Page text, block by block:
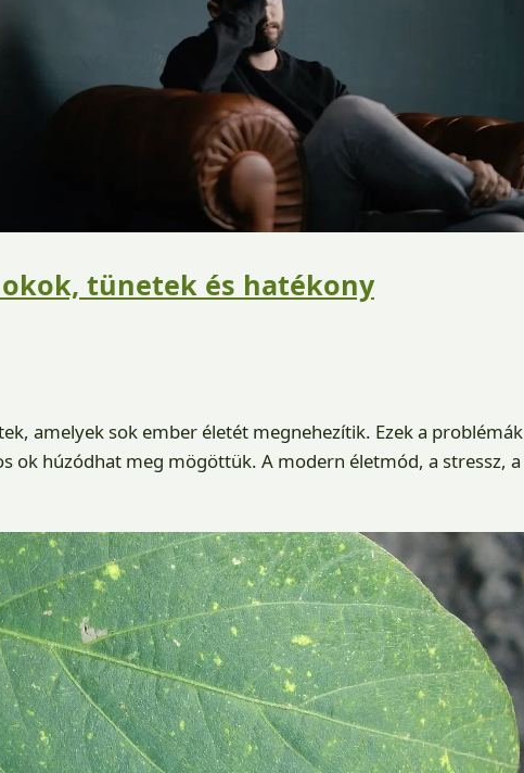
okok, tünetek és hatékony
amelyek sok ember életét megnehezítik. Ezek a problémák
ok húzódhat meg mögöttük. A modern életmód, a stressz, a